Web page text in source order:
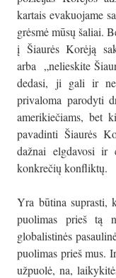
kartais evakuojame
grėsmė mūsų šaliai.
į Šiaurės Korėją
arba „nelieskite
dedasi, ji gali ir
privaloma parodyti
amerikiečiams, bet
pavadinti Šiaurės
dažnai elgdavosi ir
konkrečių konfliktų.
Yra būtina suprasti,
puolimas prieš tą
globalistinės
puolimas prieš mus.
užpuolė, na,